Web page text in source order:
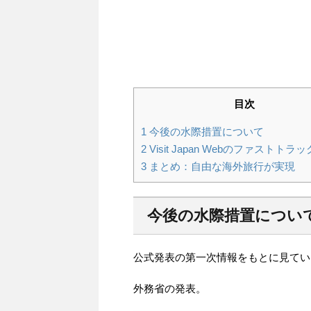
目次
1 今後の水際措置について
2 Visit Japan Webのファストトラッ
3 まとめ：自由な海外旅行が実現
今後の水際措置につい
公式発表の第一次情報をもとに見てい
外務省の発表。